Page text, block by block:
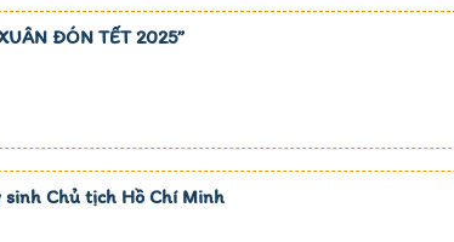
ĐÓN TẾT 2025”
Chủ tịch Hồ Chí Minh